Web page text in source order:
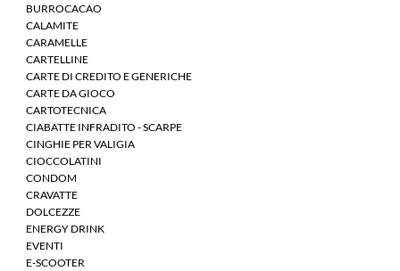
BURROCACAO
CALAMITE
CARAMELLE
CARTELLINE
CARTE DI CREDITO E GENERICHE
CARTE DA GIOCO
CARTOTECNICA
CIABATTE INFRADITO - SCARPE
CINGHIE PER VALIGIA
CIOCCOLATINI
CONDOM
CRAVATTE
DOLCEZZE
ENERGY DRINK
EVENTI
E-SCOOTER